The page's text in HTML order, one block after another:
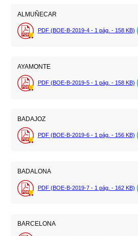
ALMUÑECAR
PDF (BOE-B-2019-4 - 1 pág. - 158 KB)
AYAMONTE
PDF (BOE-B-2019-5 - 1 pág. - 158 KB)
BADAJOZ
PDF (BOE-B-2019-6 - 1 pág. - 156 KB)
BADALONA
PDF (BOE-B-2019-7 - 1 pág. - 162 KB)
BARCELONA